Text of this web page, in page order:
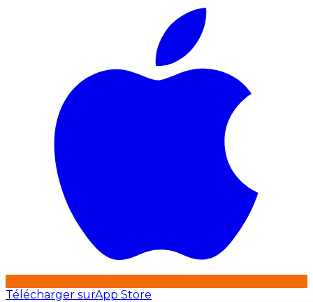
Télécharger surApp Store